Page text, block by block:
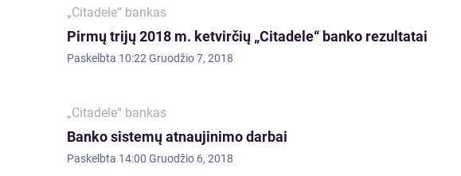
„Citadele“ bankas
Pirmų trijų 2018 m. ketvirčių „Citadele“ banko rezultatai
Paskelbta 10:22 Gruodžio 7, 2018
„Citadele“ bankas
Banko sistemų atnaujinimo darbai
Paskelbta 14:00 Gruodžio 6, 2018